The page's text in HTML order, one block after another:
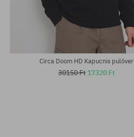
Circa Doom HD Kapucnis pulóver
30150 Ft 17320 Ft